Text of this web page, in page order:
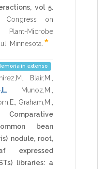
vol 5.
Congress on
Microbe
Minnesota *
in extenso
Blair,M.
Munoz,M.
Graham,M.
Comparative
bean
nodule, root,
expressed
libraries: a